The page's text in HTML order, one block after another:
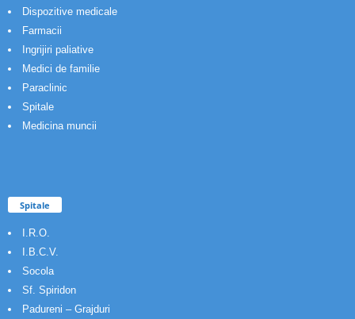
Dispozitive medicale
Farmacii
Ingrijiri paliative
Medici de familie
Paraclinic
Spitale
Medicina muncii
Spitale
I.R.O.
I.B.C.V.
Socola
Sf. Spiridon
Padureni – Grajduri